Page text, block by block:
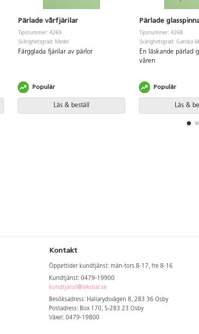
Pärlade vårfjärilar
Tipsnummer: 4269
Svårighetsgrad: Medel
Färgglada fjärilar av pärlor
Läs & beställ
Populär
Pärlade
Tipsnummer: 4268
Svårighetsgrad: Ganska
En läskande pärlad
våren
Läs &
Populär
Kontakt
Öppettider kundtjänst: mån-tors 8-17, fre 8-16
Kundtjänst: 0479-19900
kundtjanst@lekolar.se
Besöksadress: Hallarydsvägen 8, 283 36 Osby
Postadress: Box 170, S-283 23 Osby
Växel: 0479-19800